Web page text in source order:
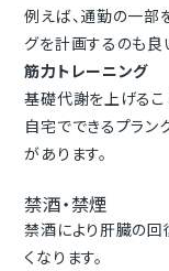
例えば、通勤の一部
グを計画するのも良
筋力トレーニング
基礎代謝を上げるこ
自宅でできるプラン
があります。
禁酒・禁煙
禁酒により肝臓の
くなります。